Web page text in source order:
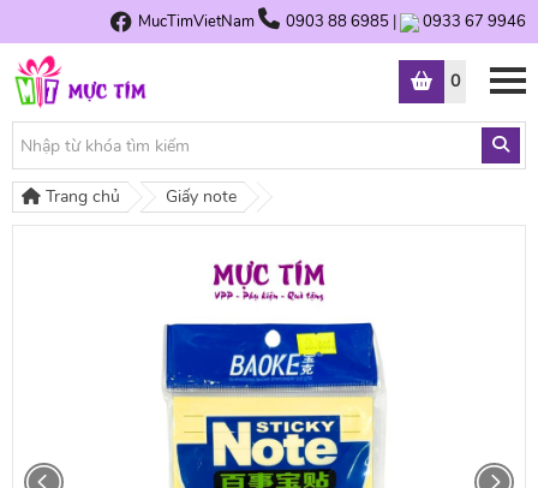
MucTimVietNam 0903 88 6985 | 0933 67 9946
0
Trang chủ Giấy note